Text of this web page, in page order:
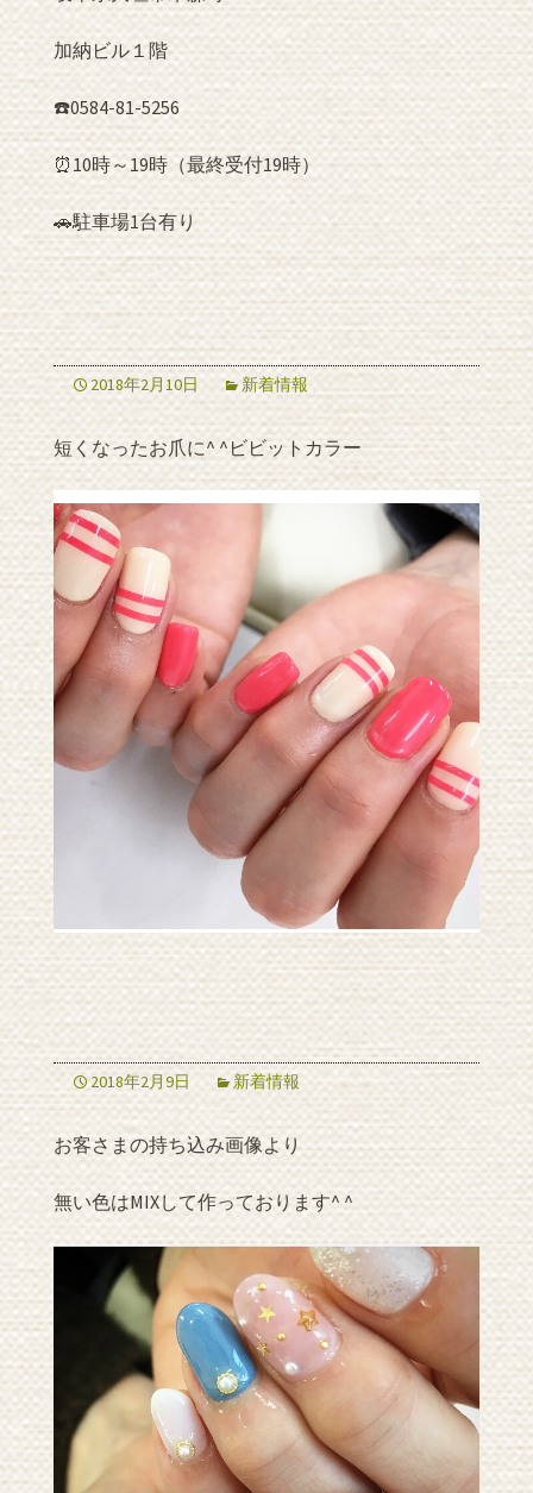
加納ビル１階
☎️0584-81-5256
⏰10時～19時（最終受付19時）
🚗駐車場1台有り
2018年2月10日 新着情報
短くなったお爪に^ ^ビビットカラー
2018年2月9日 新着情報
お客さまの持ち込み画像より
無い色はMIXして作っております^ ^